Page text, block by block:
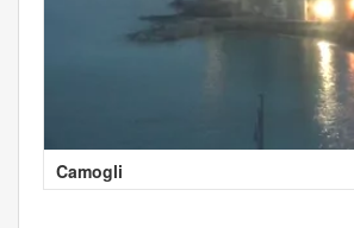
Camogli